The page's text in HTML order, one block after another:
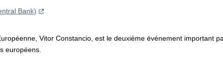
Bank)
Vitor Constancio, est le deuxième événement important
européens.